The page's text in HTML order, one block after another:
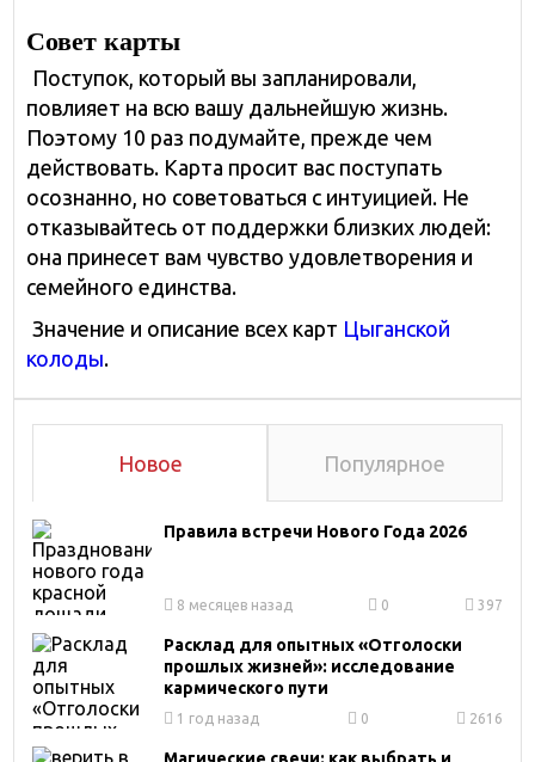
Совет карты
Поступок, который вы запланировали,
повлияет на всю вашу дальнейшую жизнь.
Поэтому 10 раз подумайте, прежде чем
действовать. Карта просит вас поступать
осознанно, но советоваться с интуицией. Не
отказывайтесь от поддержки близких людей:
она принесет вам чувство удовлетворения и
семейного единства.
Значение и описание всех карт Цыганской
колоды.
Новое Популярное
Правила встречи Нового Года 2026
8 месяцев назад 0 397
Расклад для опытных «Отголоски
прошлых жизней»: исследование
кармического пути
1 год назад 0 2616